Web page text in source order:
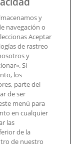
o en la
y
navegación o
Aceptar
de rastreo
y
Si
los
parte del
de ser
menú para
en cualquier
las
de la
de nuestro